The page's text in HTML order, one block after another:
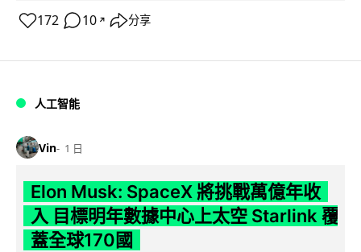
172 10 ↗ 分享
人工智能
Vin 1 日
Elon Musk: SpaceX 將挑戰萬億年收
入 目標明年數據中心上太空 Starlink 覆
蓋全球170國